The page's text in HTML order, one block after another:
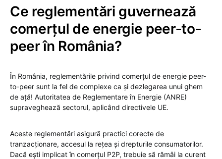
Ce reglementări guvernează
comerțul de energie peer-to-
peer în România?
În România, reglementările privind comerțul de energie peer-
to-peer sunt la fel de complexe ca și dezlegarea unui ghem
de ață! Autoritatea de Reglementare în Energie (ANRE)
supraveghează sectorul, aplicând directivele UE.
Aceste reglementări asigură practici corecte de
tranzacționare, accesul la rețea și drepturile consumatorilor.
Dacă ești implicat în comerțul P2P, trebuie să rămâi la curent